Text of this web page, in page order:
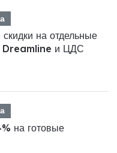
на отдельные
Dreamline и ЦДС
на готовые